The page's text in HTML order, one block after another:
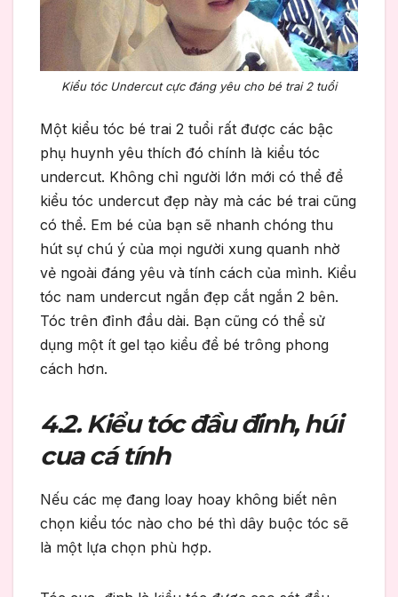
Kiểu tóc Undercut cực đáng yêu cho bé trai 2 tuổi
Một kiểu tóc bé trai 2 tuổi rất được các bậc
phụ huynh yêu thích đó chính là kiểu tóc
undercut. Không chỉ người lớn mới có thể để
kiểu tóc undercut đẹp này mà các bé trai cũng
có thể. Em bé của bạn sẽ nhanh chóng thu
hút sự chú ý của mọi người xung quanh nhờ
vẻ ngoài đáng yêu và tính cách của mình. Kiểu
tóc nam undercut ngắn đẹp cắt ngắn 2 bên.
Tóc trên đỉnh đầu dài. Bạn cũng có thể sử
dụng một ít gel tạo kiểu để bé trông phong
cách hơn.
4.2. Kiểu tóc đầu đinh, húi
cua cá tính
Nếu các mẹ đang loay hoay không biết nên
chọn kiểu tóc nào cho bé thì dây buộc tóc sẽ
là một lựa chọn phù hợp.